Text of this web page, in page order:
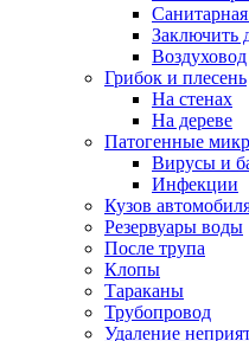
Заключить
Воздуховод
Грибок и плесень
На стенах
На дереве
Патогенные
Вирусы и
Инфекции
Кузов
Резервуары воды
После трупа
Клопы
Тараканы
Трубопровод
Удаление